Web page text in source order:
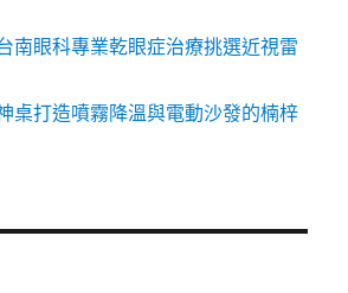
南眼科專業乾眼症治療挑選近視雷
桌打造噴霧降溫與電動沙發的楠梓